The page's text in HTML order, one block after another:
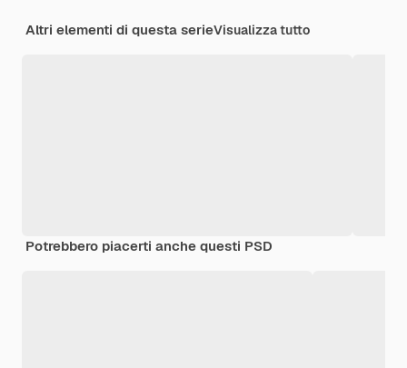
Altri elementi di questa serieVisualizza tutto
Potrebbero piacerti anche questi PSD